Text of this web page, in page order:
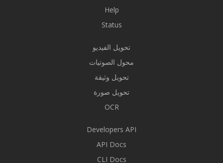
Help
Status
تحويل الفيديو
محول الصوتيات
تحويل وثيقة
تحويل صورة
OCR
Developers API
API Docs
CLI Docs